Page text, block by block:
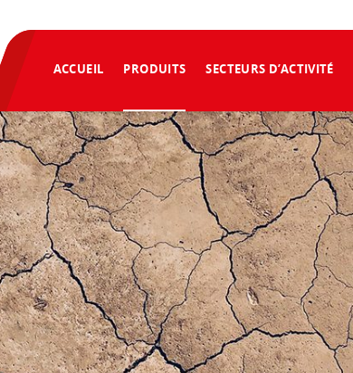
ACCUEIL PRODUITS SECTEURS D’ACTIVITÉ